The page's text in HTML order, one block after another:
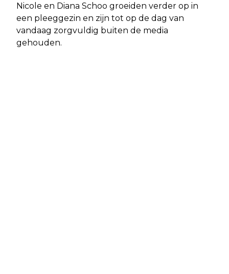
Nicole en Diana Schoo groeiden verder op in
een pleeggezin en zijn tot op de dag van
vandaag zorgvuldig buiten de media
gehouden.